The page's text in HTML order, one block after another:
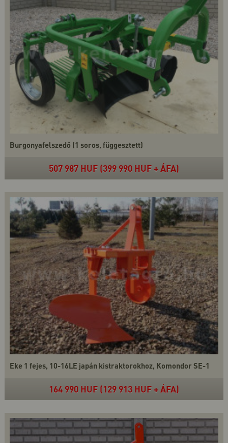
Burgonyafelszedő (1 soros, függesztett)
507 987 HUF (399 990 HUF + ÁFA)
Eke 1 fejes, 10-16LE japán kistraktorokhoz, Komondor SE-1
164 990 HUF (129 913 HUF + ÁFA)